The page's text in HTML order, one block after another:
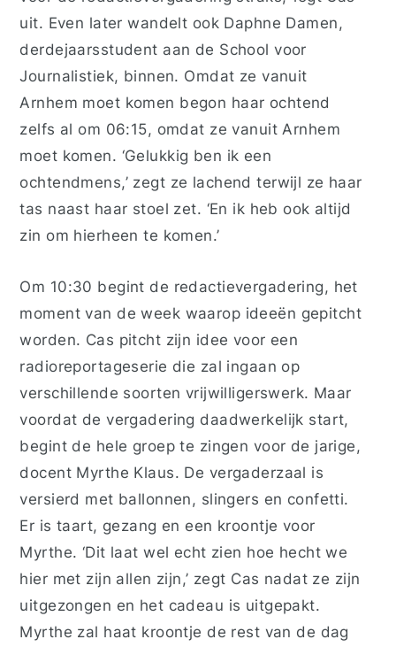
uit. Even later wandelt ook Daphne Damen,
derdejaarsstudent aan de School voor
Journalistiek, binnen. Omdat ze vanuit
Arnhem moet komen begon haar ochtend
zelfs al om 06:15, omdat ze vanuit Arnhem
moet komen. ‘Gelukkig ben ik een
ochtendmens,’ zegt ze lachend terwijl ze haar
tas naast haar stoel zet. ‘En ik heb ook altijd
zin om hierheen te komen.’
Om 10:30 begint de redactievergadering, het
moment van de week waarop ideeën gepitcht
worden. Cas pitcht zijn idee voor een
radioreportageserie die zal ingaan op
verschillende soorten vrijwilligerswerk. Maar
voordat de vergadering daadwerkelijk start,
begint de hele groep te zingen voor de jarige,
docent Myrthe Klaus. De vergaderzaal is
versierd met ballonnen, slingers en confetti.
Er is taart, gezang en een kroontje voor
Myrthe. ‘Dit laat wel echt zien hoe hecht we
hier met zijn allen zijn,’ zegt Cas nadat ze zijn
uitgezongen en het cadeau is uitgepakt.
Myrthe zal haat kroontje de rest van de dag